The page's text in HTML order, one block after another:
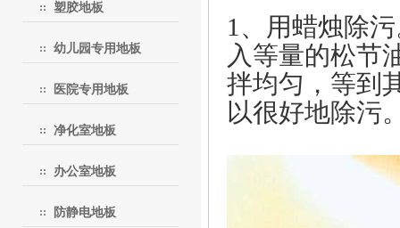
塑胶地板
幼儿园专用地板
医院专用地板
净化室地板
办公室地板
防静电地板
1、用蜡烛除
入等量的松节
拌均匀，等到
以很好地除污